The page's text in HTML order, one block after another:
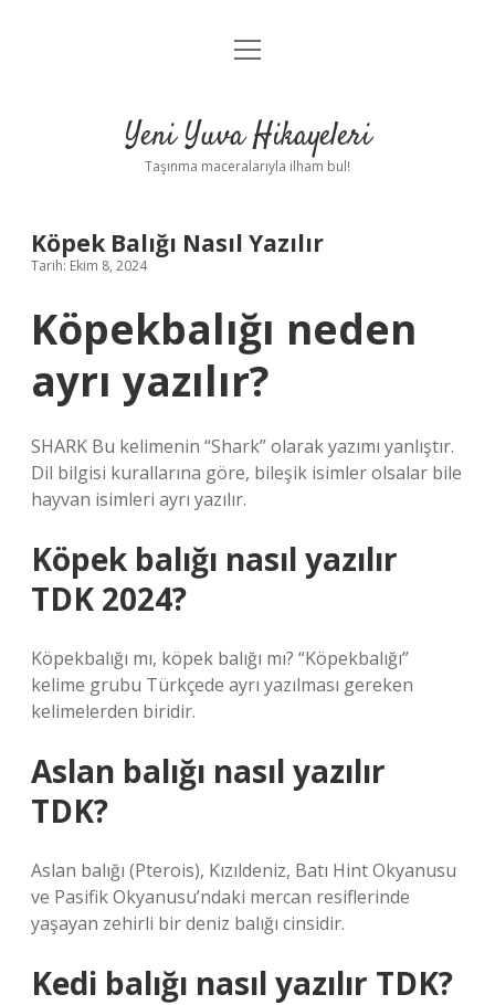
Anasayfa
Yasal Uyarı
menüyü
Yeni Yuva Hikayeleri
Taşınma maceralarıyla ilham bul!
Köpek Balığı Nasıl Yazılır
Tarih: Ekim 8, 2024
Köpekbalığı neden
ayrı yazılır?
SHARK Bu kelimenin “Shark” olarak yazımı yanlıştır.
Dil bilgisi kurallarına göre, bileşik isimler olsalar bile
hayvan isimleri ayrı yazılır.
Köpek balığı nasıl yazılır
TDK 2024?
Köpekbalığı mı, köpek balığı mı? “Köpekbalığı”
kelime grubu Türkçede ayrı yazılması gereken
kelimelerden biridir.
Aslan balığı nasıl yazılır
TDK?
Aslan balığı (Pterois), Kızıldeniz, Batı Hint Okyanusu
ve Pasifik Okyanusu’ndaki mercan resiflerinde
yaşayan zehirli bir deniz balığı cinsidir.
Kedi balığı nasıl yazılır TDK?